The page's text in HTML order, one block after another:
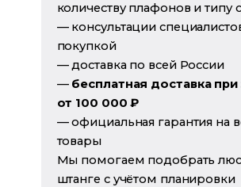
количеству плафонов и типу
— консультации
покупкой
— доставка по всей России
— бесплатная доставка при
от 100 000 ₽
— официальная гарантия на
товары
Мы помогаем подобрать
штанге с учётом планировки